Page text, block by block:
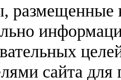
размещенные
сайта